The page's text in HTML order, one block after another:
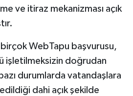
ve itiraz mekanizması açık
WebTapu başvurusu,
işletilmeksizin doğrudan
durumlarda vatandaşlara
dahi açık şekilde